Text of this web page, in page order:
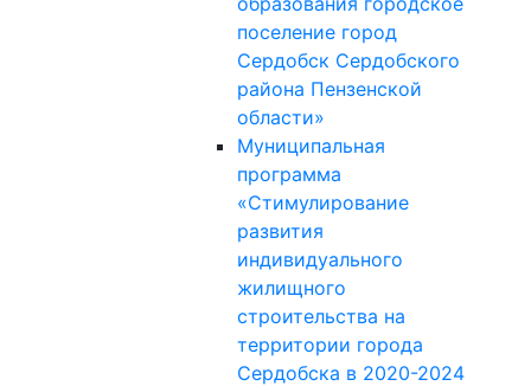
поселение город
Сердобск Сердобского
района Пензенской
области»
Муниципальная
программа
«Стимулирование
развития
индивидуального
жилищного
строительства на
территории города
Сердобска в 2020-2024